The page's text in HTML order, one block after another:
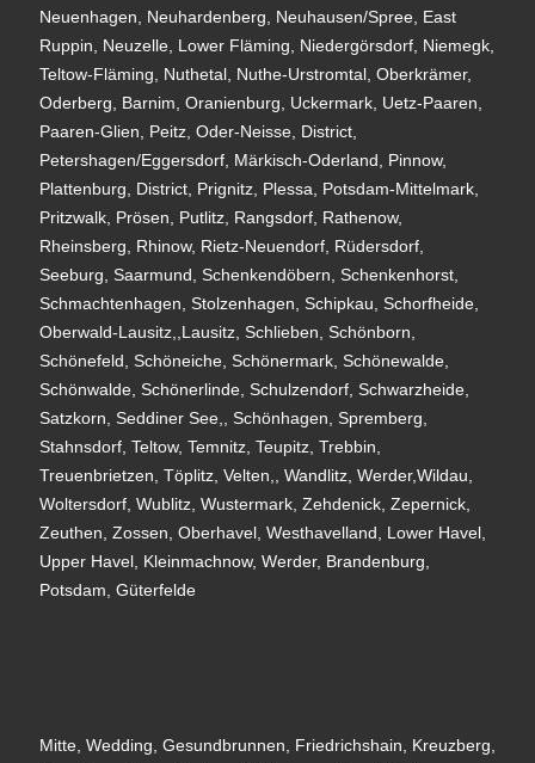
Neuenhagen, Neuhardenberg, Neuhausen/Spree, East
Ruppin, Neuzelle, Lower Fläming, Niedergörsdorf, Niemegk,
Teltow-Fläming, Nuthetal, Nuthe-Urstromtal, Oberkrämer,
Oderberg, Barnim, Oranienburg, Uckermark, Uetz-Paaren,
Paaren-Glien, Peitz, Oder-Neisse, District,
Petershagen/Eggersdorf, Märkisch-Oderland, Pinnow,
Plattenburg, District, Prignitz, Plessa, Potsdam-Mittelmark,
Pritzwalk, Prösen, Putlitz, Rangsdorf, Rathenow,
Rheinsberg, Rhinow, Rietz-Neuendorf, Rüdersdorf,
Seeburg, Saarmund, Schenkendöbern, Schenkenhorst,
Schmachtenhagen, Stolzenhagen, Schipkau, Schorfheide,
Oberwald-Lausitz,,Lausitz, Schlieben, Schönborn,
Schönefeld, Schöneiche, Schönermark, Schönewalde,
Schönwalde, Schönerlinde, Schulzendorf, Schwarzheide,
Satzkorn, Seddiner See,, Schönhagen, Spremberg,
Stahnsdorf, Teltow, Temnitz, Teupitz, Trebbin,
Treuenbrietzen, Töplitz, Velten,, Wandlitz, Werder,Wildau,
Woltersdorf, Wublitz, Wustermark, Zehdenick, Zepernick,
Zeuthen, Zossen, Oberhavel, Westhavelland, Lower Havel,
Upper Havel, Kleinmachnow, Werder, Brandenburg,
Potsdam, Güterfelde
Mitte, Wedding, Gesundbrunnen, Friedrichshain, Kreuzberg,